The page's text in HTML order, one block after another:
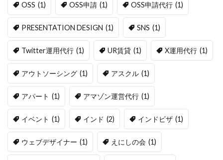
OSS (1) OSS申請 (1) OSS申請代行 (1)
PRESENTATION DESIGN (1) SNS (1)
Twitter運用代行 (1) UR賃貸 (1) X運用代行 (1)
アウトソーシング (1) アスクル (1)
アパート (1) アマゾン運営代行 (1)
イベント (1) インド (2) インドビザ (1)
ウェブデザイナー (1) えにしの会 (1)